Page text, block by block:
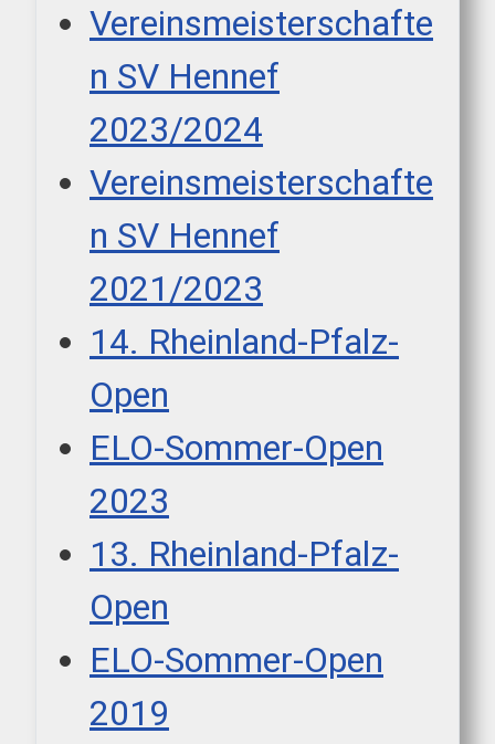
Vereinsmeisterschafte
n SV Hennef
2023/2024
Vereinsmeisterschafte
n SV Hennef
2021/2023
14. Rheinland-Pfalz-
Open
ELO-Sommer-Open
2023
13. Rheinland-Pfalz-
Open
ELO-Sommer-Open
2019